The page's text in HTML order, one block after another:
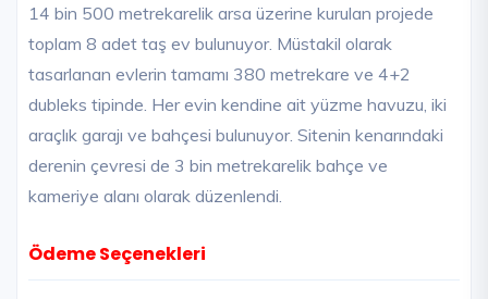
14 bin 500 metrekarelik arsa üzerine kurulan projede
toplam 8 adet taş ev bulunuyor. Müstakil olarak
tasarlanan evlerin tamamı 380 metrekare ve 4+2
dubleks tipinde. Her evin kendine ait yüzme havuzu, iki
araçlık garajı ve bahçesi bulunuyor. Sitenin kenarındaki
derenin çevresi de 3 bin metrekarelik bahçe ve
kameriye alanı olarak düzenlendi.
Ödeme Seçenekleri